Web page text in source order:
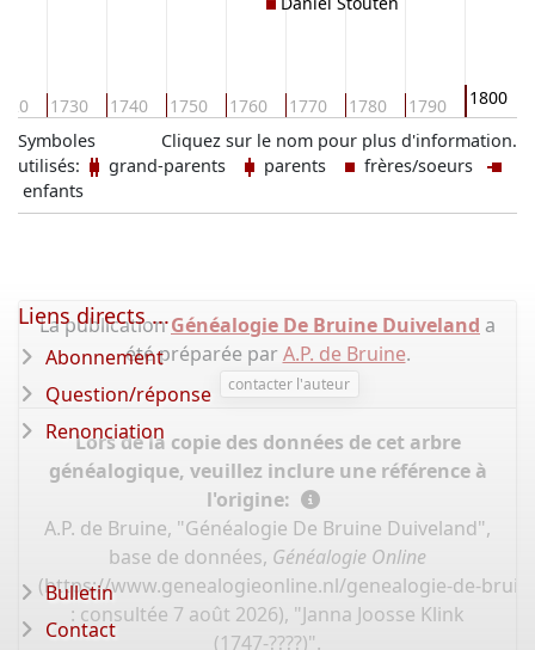
1730 1740 1750 1760 1770 1780 1790 1800
Cliquez sur le nom pour plus d'information.
Symboles
utilisés:
grand-parents parents
frères/soeurs
enfants
La publicationGénéalogie De Bruine Duiveland a
été préparée parA.P. de Bruine.
contacter l'auteur
Lors de la copie des données de cet arbre
généalogique, veuillez inclure une référence à
l'origine:
A.P. de Bruine, "Généalogie De Bruine Duiveland",
base de données, Généalogie Online
(https://www.genealogieonline.nl/genealogie-de-
: consultée 7 août 2026), "Janna Joosse Klink
(1747-????)".
Liens directs ...
Abonnement
Question/réponse
Renonciation
Bulletin
Contact